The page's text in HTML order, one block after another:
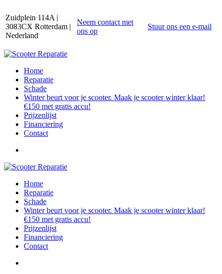
Zuidplein 114A |
3083CX Rotterdam |
Nederland
Neem contact met
ons op
Stuur ons een e-mail
Home
Reparatie
Schade
Winter beurt voor je scooter. Maak je scooter winter klaar!
€150 met gratis accu!
Prijzenlijst
Financiering
Contact
Home
Reparatie
Schade
Winter beurt voor je scooter. Maak je scooter winter klaar!
€150 met gratis accu!
Prijzenlijst
Financiering
Contact